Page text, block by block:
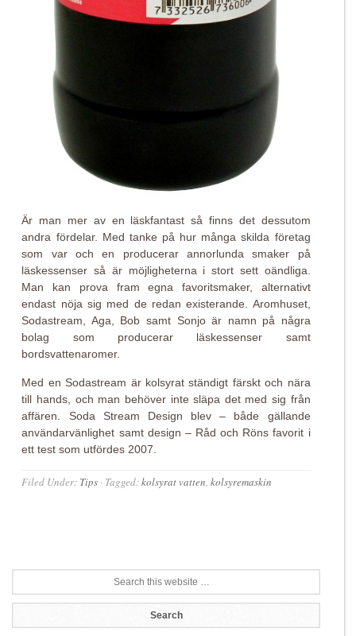
Är man mer av en läskfantast så finns det dessutom
andra fördelar. Med tanke på hur många skilda företag
som var och en producerar annorlunda smaker på
läskessenser så är möjligheterna i stort sett oändliga.
Man kan prova fram egna favoritsmaker, alternativt
endast nöja sig med de redan existerande. Aromhuset,
Sodastream, Aga, Bob samt Sonjo är namn på några
bolag som producerar läskessenser samt
bordsvattenaromer.
Med en Sodastream är kolsyrat ständigt färskt och nära
till hands, och man behöver inte släpa det med sig från
affären. Soda Stream Design blev – både gällande
användarvänlighet samt design – Råd och Röns favorit i
ett test som utfördes 2007.
Filed Under: Tips · Tagged:kolsyrat vatten ,kolsyremaskin